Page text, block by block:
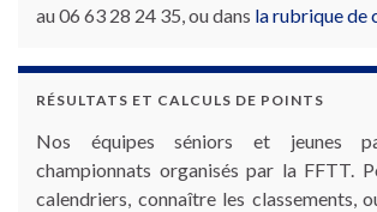
au 06 63 28 24 35, ou dans la rubrique de
RÉSULTATS ET CALCULS DE POINTS
Nos équipes séniors et jeunes
championnats organisés par la FFTT.
calendriers, connaître les classements,